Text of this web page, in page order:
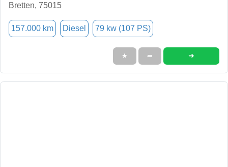
Bretten, 75015
157.000 km Diesel 79 kw (107 PS)
★ ➦ ➜